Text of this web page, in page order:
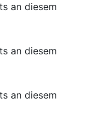
an diesem
an diesem
an diesem